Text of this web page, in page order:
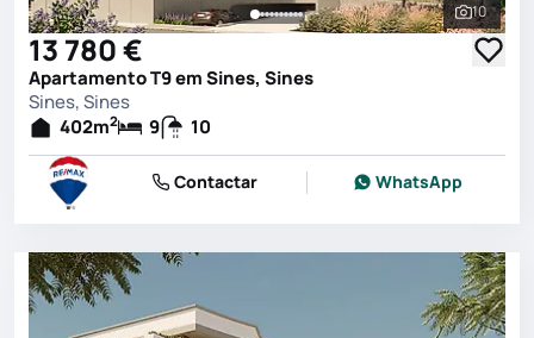
Ver
10
13 780 €
Apartamento T9 em Sines, Sines
Sines, Sines
402m2 9 10
Contactar WhatsApp